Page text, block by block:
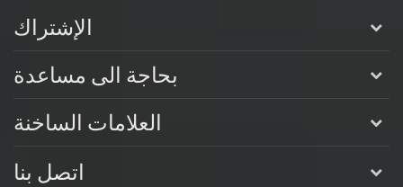
الإشتراك
بحاجة الى مساعدة
العلامات الساخنة
اتصل بنا